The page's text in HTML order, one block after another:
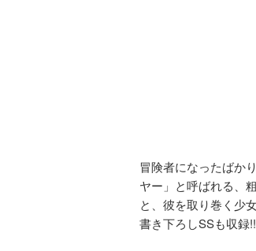
冒険者になったばか
ヤー」と呼ばれる、
と、彼を取り巻く少
書き下ろしSSも収録!!